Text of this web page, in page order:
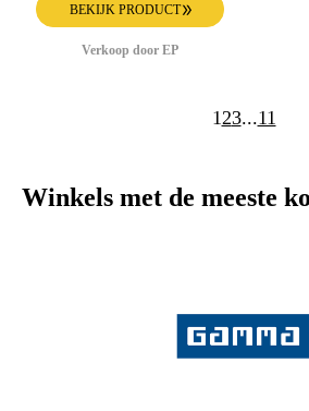
BEKIJK PRODUCT
Verkoop door EP
123...11
Winkels met de meeste